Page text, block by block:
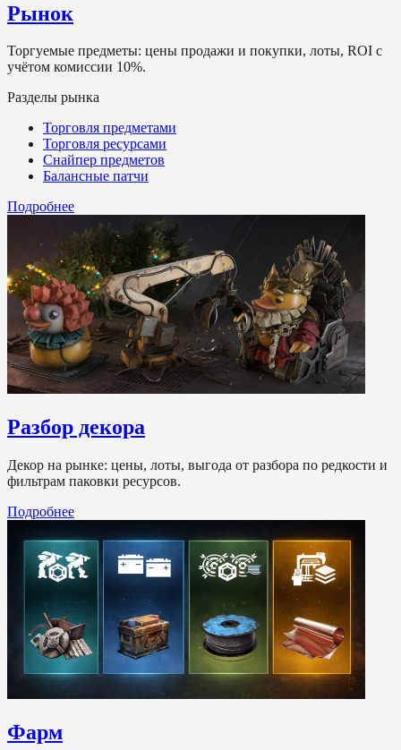
Рынок
Торгуемые предметы: цены продажи и покупки, лоты, ROI с
учётом комиссии 10%.
Разделы рынка
Торговля предметами
Торговля ресурсами
Снайпер предметов
Балансные патчи
Подробнее
Разбор декора
Декор на рынке: цены, лоты, выгода от разбора по редкости и
фильтрам паковки ресурсов.
Подробнее
Фарм